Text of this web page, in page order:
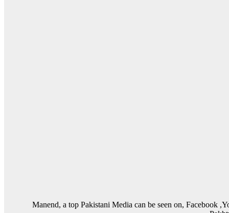
Manend, a top Pakistani Media can be seen on, Facebook